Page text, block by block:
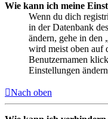
Wie kann ich meine
Wenn du dich
in der Datenbank
ändern, gehe in den
wird meist oben auf
Benutzernamen
Einstellungen
Nach oben